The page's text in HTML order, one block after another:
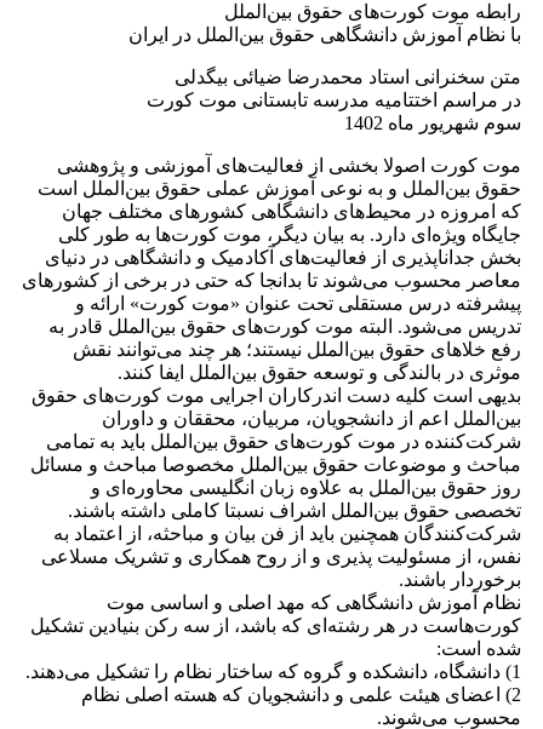
رابطه موت کورت‌های حقوق بین‌الملل
با نظام آموزش دانشگاهی حقوق بین‌الملل در ایران
متن سخنرانی استاد محمدرضا ضیائی بیگدلی
در مراسم اختتامیه مدرسه تابستانی موت کورت
سوم شهریور ماه 1402
موت کورت اصولا بخشی از فعالیت‌های آموزشی و پژوهشی
حقوق بین‌الملل و به نوعی آموزش عملی حقوق بین‌الملل است
که امروزه در محیط‌های دانشگاهی کشورهای مختلف جهان
جایگاه ویژه‌ای دارد. به بیان دیگر، موت کورت‌ها به طور کلی
بخش جداناپذیری از فعالیت‌های آکادمیک و دانشگاهی در دنیای
معاصر محسوب می‌شوند تا بدانجا که حتی در برخی از کشورهای
پیشرفته درس مستقلی تحت عنوان «موت کورت» ارائه و
تدریس می‌شود. البته موت کورت‌های حقوق بین‌الملل قادر به
رفع خلاهای حقوق بین‌الملل نیستند؛ هر چند می‌توانند نقش
موثری در بالندگی و توسعه حقوق بین‌الملل ایفا کنند.
بدیهی است کلیه دست اندرکاران اجرایی موت کورت‌های حقوق
بین‌الملل اعم از دانشجویان، مربیان، محققان و داوران
شرکت‌کننده در موت کورت‌های حقوق بین‌الملل باید به تمامی
مباحث و موضوعات حقوق بین‌الملل مخصوصا مباحث و مسائل
روز حقوق بین‌الملل به علاوه زبان انگلیسی محاوره‌ای و
تخصصی حقوق بین‌الملل اشراف نسبتا کاملی داشته باشند.
شرکت‌کنندگان همچنین باید از فن بیان و مباحثه، از اعتماد به
نفس، از مسئولیت پذیری و از روح همکاری و تشریک مسلاعی
برخوردار باشند.
نظام آموزش دانشگاهی که مهد اصلی و اساسی موت
کورت‌هاست در هر رشته‌ای که باشد، از سه رکن بنیادین تشکیل
شده است:
1) دانشگاه، دانشکده و گروه که ساختار نظام را تشکیل می‌دهند.
2) اعضای هیئت علمی و دانشجویان که هسته اصلی نظام
محسوب می‌شوند.